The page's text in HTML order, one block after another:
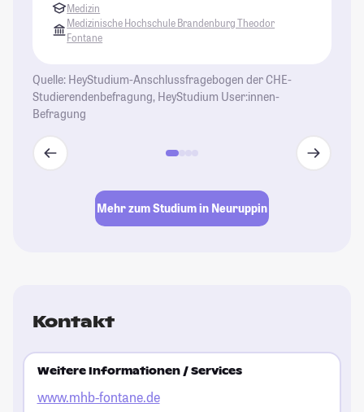
Medizin
Medizinische Hochschule Brandenburg Theodor
Fontane
Quelle: HeyStudium-Anschlussfragebogen der CHE-
Studierendenbefragung, HeyStudium User:innen-
Befragung
Mehr zum Studium in Neuruppin
Kontakt
Weitere Informationen / Services
www.mhb-fontane.de